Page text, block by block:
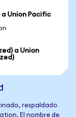
Union Pacific
a Union
respaldado
El nombre de